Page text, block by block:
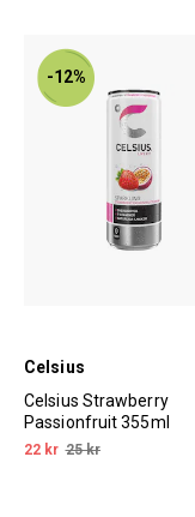
-12%
Celsius
Celsius Strawberry
Passionfruit 355ml
22 kr 25 kr